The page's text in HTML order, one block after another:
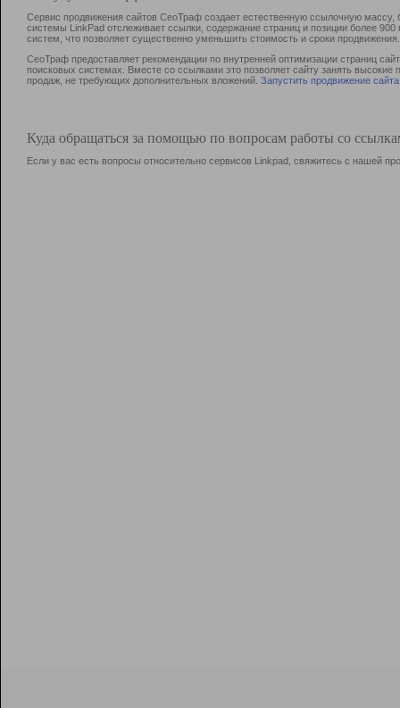
Сервис продвижения сайтов СеоТраф создает естественную ссылочную
системы LinkPad отслеживает ссылки, содержание страниц и позиции более
систем, что позволяет существенно уменьшить стоимость и сроки продвижения.
СеоТраф предоставляет рекомендации по внутренней оптимизации страниц
поисковых системах. Вместе со ссылками это позволяет сайту занять
продаж, не требующих дополнительных вложений. Запустить продвижение сайта
Куда обращаться за помощью по вопросам работы со
Если у вас есть вопросы относительно сервисов Linkpad, свяжитесь с нашей